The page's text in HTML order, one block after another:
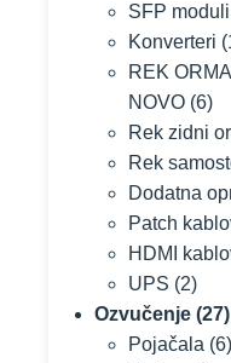
SFP moduli
Konverteri
REK
NOVO (6)
Rek zidni
Rek
Dodatna
Patch
HDMI
UPS (2)
Ozvučenje (27)
Pojačala (6)